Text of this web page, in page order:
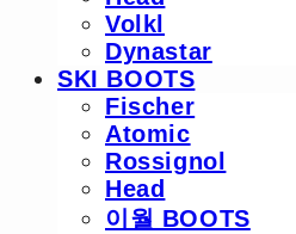
Volkl
Dynastar
SKI BOOTS
Fischer
Atomic
Rossignol
Head
이월 BOOTS